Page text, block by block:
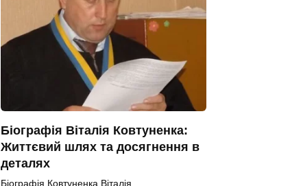
Біографія Віталія Ковтуненка:
Життєвий шлях та досягнення в
деталях
Біографія Ковтуненка Віталія